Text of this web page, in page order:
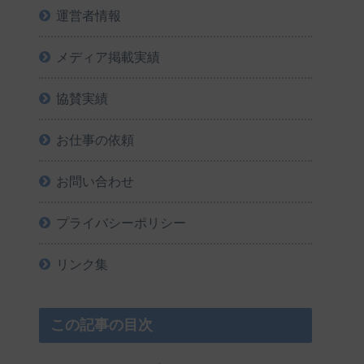
運営者情報
メディア掲載実績
協賛実績
お仕事の依頼
お問い合わせ
プライバシーポリシー
リンク集
この記事の目次